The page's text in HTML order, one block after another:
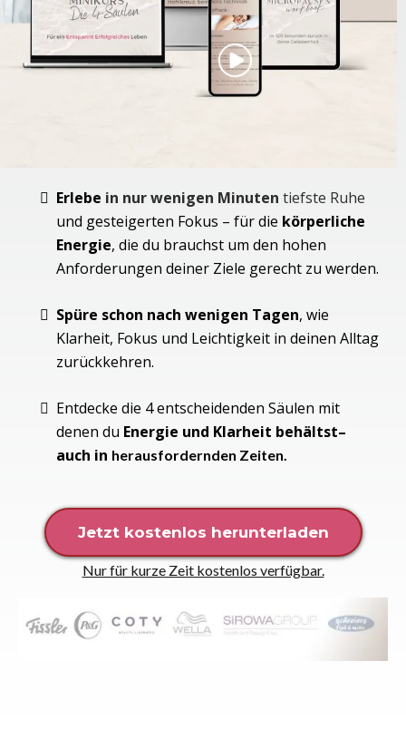
Erlebe in nur wenigen Minuten tiefste Ruhe
und gesteigerten Fokus – für die körperliche
Energie, die du brauchst um den hohen
Anforderungen deiner Ziele gerecht zu werden.
Spüre schon nach wenigen Tagen, wie
Klarheit, Fokus und Leichtigkeit in deinen Alltag
zurückkehren.
Entdecke die 4 entscheidenden Säulen mit
denen du Energie und Klarheit behältst–
auch in herausfordernden Zeiten.
Jetzt kostenlos herunterladen
Nur für kurze Zeit kostenlos verfügbar.